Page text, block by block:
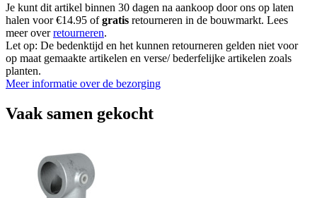
Je kunt dit artikel binnen 30 dagen na aankoop door ons op laten
halen voor €14.95 ofgratis retourneren in de bouwmarkt. Lees
meer overretourneren.
Let op: De bedenktijd en het kunnen retourneren gelden niet voor
op maat gemaakte artikelen en verse/ bederfelijke artikelen zoals
planten.
Meer informatie over de bezorging
Vaak samen gekocht